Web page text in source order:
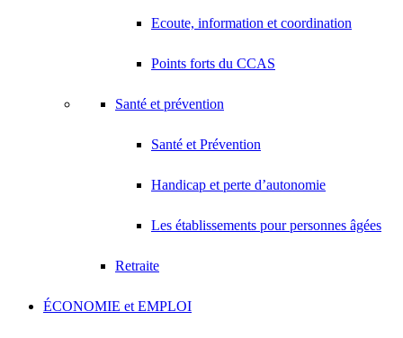
Ecoute, information et coordination
Points forts du CCAS
Santé et prévention
Santé et Prévention
Handicap et perte d’autonomie
Les établissements pour personnes âgées
Retraite
ÉCONOMIE et EMPLOI